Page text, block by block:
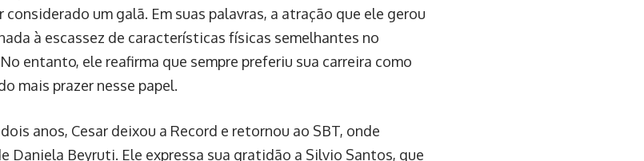
considerado um galã. Em suas palavras, a atração que ele gerou
à escassez de características físicas semelhantes no
entanto, ele reafirma que sempre preferiu sua carreira como
mais prazer nesse papel.
anos, Cesar deixou a Record e retornou ao SBT, onde
Daniela Beyruti. Ele expressa sua gratidão a Silvio Santos, que